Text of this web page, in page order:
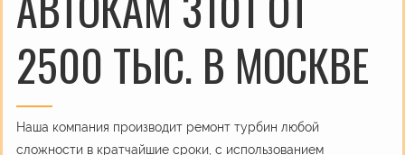
2500 ТЫС. В МОСКВЕ
Наша компания производит ремонт турбин любой
сложности в кратчайшие сроки, с использованием